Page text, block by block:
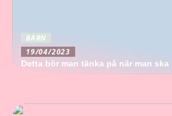
BARN
19/04/2023
Detta bör man tänka på när man